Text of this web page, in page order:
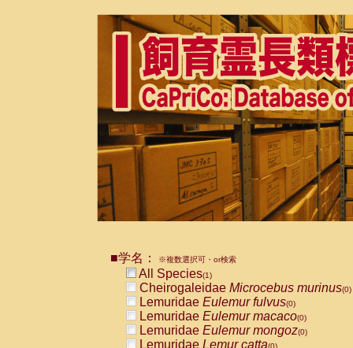
■学名： ※複数選択可・or検索
All Species(1)
Cheirogaleidae Microcebus murinus(0)
Lemuridae Eulemur fulvus(0)
Lemuridae Eulemur macaco(0)
Lemuridae Eulemur mongoz(0)
Lemuridae Lemur catta(0)